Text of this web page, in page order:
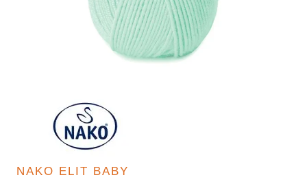
NAKO ELIT BABY